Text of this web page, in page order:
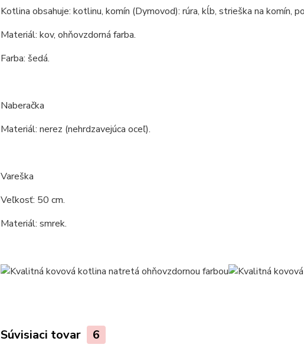
Kotlina obsahuje: kotlinu, komín (Dymovod): rúra, kĺb, strieška na komín,
Materiál: kov, ohňovzdorná farba.
Farba: šedá.
Naberačka
Materiál: nerez (nehrdzavejúca oceľ).
Vareška
Veľkosť: 50 cm.
Materiál: smrek.
Súvisiaci tovar 6